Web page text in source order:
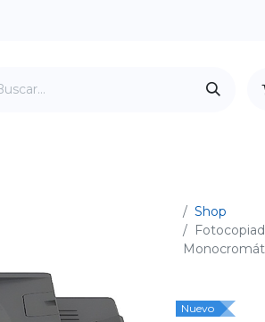
Shop
Nuevo